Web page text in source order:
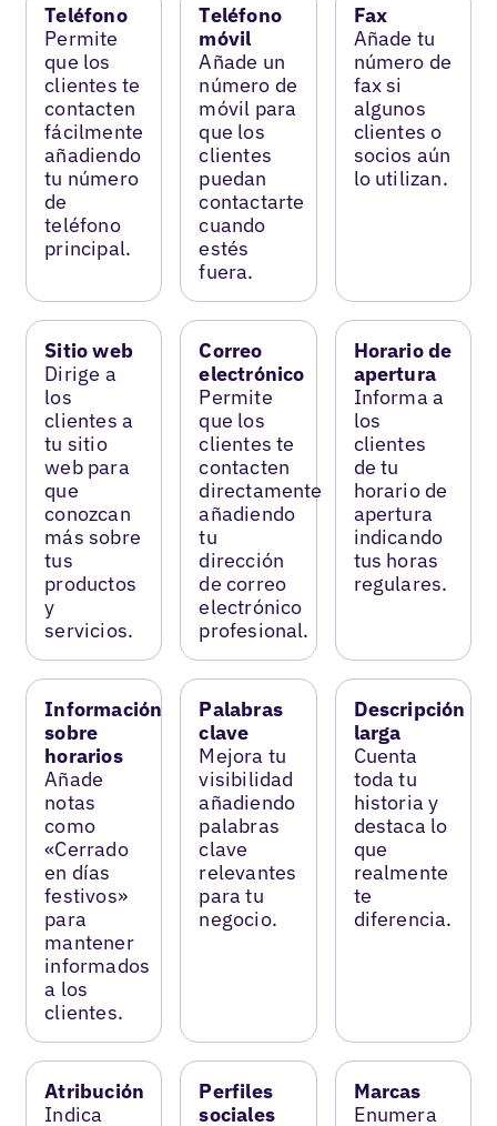
Teléfono
Permite
que los
clientes te
contacten
fácilmente
añadiendo
tu número
de
teléfono
principal.
Teléfono
móvil
Añade un
número de
móvil para
que los
clientes
puedan
contactarte
cuando
estés
fuera.
Fax
Añade tu
número de
fax si
algunos
clientes o
socios aún
lo utilizan.
Sitio web
Dirige a
los
clientes a
tu sitio
web para
que
conozcan
más sobre
tus
productos
y
servicios.
Correo
electrónico
Permite
que los
clientes te
contacten
directamente
añadiendo
tu
dirección
de correo
electrónico
profesional.
Horario de
apertura
Informa a
los
clientes
de tu
horario de
apertura
indicando
tus horas
regulares.
Información
sobre
horarios
Añade
notas
como
«Cerrado
en días
festivos»
para
mantener
informados
a los
clientes.
Palabras
clave
Mejora tu
visibilidad
añadiendo
palabras
clave
relevantes
para tu
negocio.
Descripción
larga
Cuenta
toda tu
historia y
destaca lo
que
realmente
te
diferencia.
Atribución
Indica
Perfiles
sociales
Marcas
Enumera